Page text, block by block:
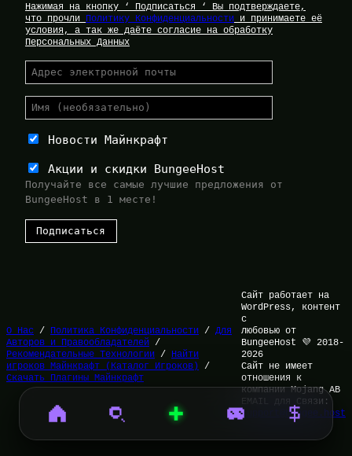
Нажимая на кнопку ‘ Подписаться ‘ Вы подтверждаете,
что прочли Политику Конфиденциальности и принимаете её
условия, а так же даёте согласие на обработку
Персональных Данных
Новости Майнкрафт
Акции и скидки BungeeHost
Получайте все самые лучшие предложения от
BungeeHost в 1 месте!
О Нас / Политика Конфиденциальности / Для
Авторов и Правообладателей /
Рекомендательные Технологии / Найти
игроков Майнкрафт (Каталог Игроков) /
Скачать Плагины Майнкрафт
Сайт работает на
WordPress, контент
с
любовью от
BungeeHost 💜 2018-
2026
Сайт не имеет
отношения к
компании Mojang AB
EMAIL для Связи:
support@bungee.host